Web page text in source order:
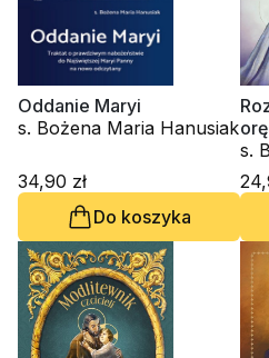
Oddanie Maryi
s. Bożena Maria Hanusiak
34,90 zł
Do koszyka
s.